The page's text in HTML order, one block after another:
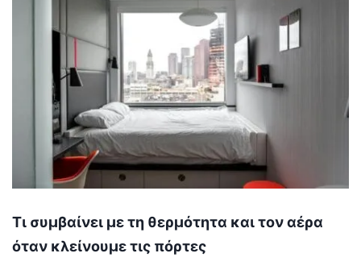
Τι συμβαίνει με τη θερμότητα και τον αέρα
όταν κλείνουμε τις πόρτες